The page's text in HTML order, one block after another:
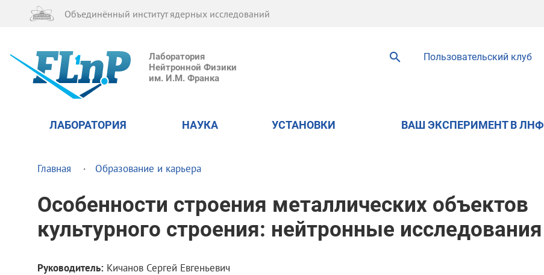
Лаборатория
Нейтронной Физики
им. И.М. Франка
Пользовательский клуб
Объединённый институт ядерных исследований
ЛАБОРАТОРИЯ НАУКА УСТАНОВКИ ВАШ ЭКСПЕРИМЕНТ В ЛНФ
Главная Образование и карьера
Особенности строения металлических объектов
культурного строения: нейтронные исследования
Руководитель: Кичанов Сергей Евгеньевич